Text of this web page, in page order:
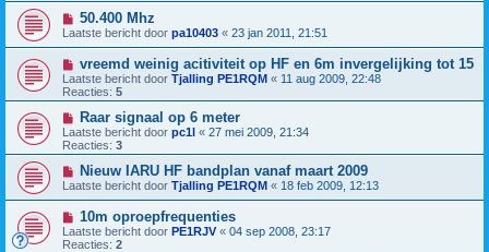
50.400 Mhz
Laatste bericht door pa10403 « 23 jan 2011, 21:51
vreemd weinig acitiviteit op HF en 6m invergelijking tot 15
Laatste bericht door Tjalling PE1RQM « 11 aug 2009, 22:48
Reacties: 5
Raar signaal op 6 meter
Laatste bericht door pc1l « 27 mei 2009, 21:34
Reacties: 3
Nieuw IARU HF bandplan vanaf maart 2009
Laatste bericht door Tjalling PE1RQM « 18 feb 2009, 12:13
10m oproepfrequenties
Laatste bericht door PE1RJV« 04 sep 2008, 23:17
Reacties: 2